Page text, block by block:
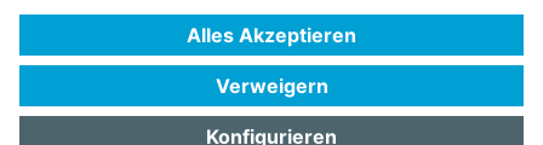
Nutzungsbedingungen
Häufig gestellte Fragen (FAQ)